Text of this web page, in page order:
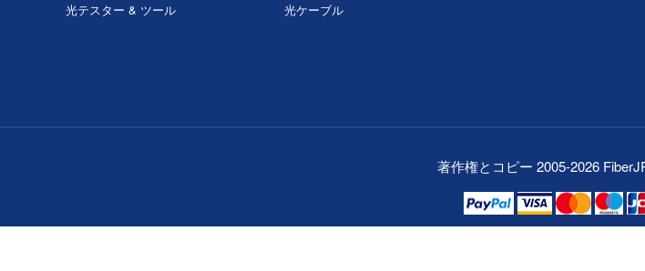
光テスター & ツール
光ケーブル
著作権とコピー 2005-2026